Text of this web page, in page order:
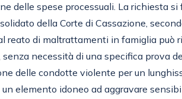
delle spese processuali. La richiesta
della Corte di Cassazione,
reato di maltrattamenti in famiglia può
necessità di una specifica prova
delle condotte violente per un
elemento idoneo ad aggravare